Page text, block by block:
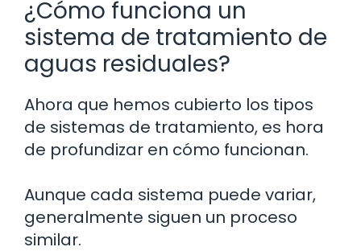
¿Cómo funciona un
sistema de tratamiento de
aguas residuales?
Ahora que hemos cubierto los tipos
de sistemas de tratamiento, es hora
de profundizar en cómo funcionan.
Aunque cada sistema puede variar,
generalmente siguen un proceso
similar.